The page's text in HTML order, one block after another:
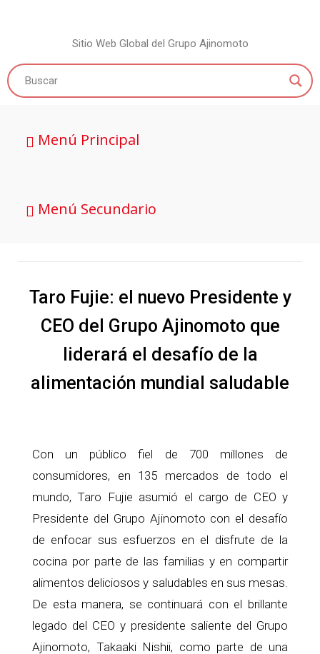
Sitio Web Global del Grupo Ajinomoto
Menú Principal
Menú Secundario
Taro Fujie: el nuevo Presidente y
CEO del Grupo Ajinomoto que
liderará el desafío de la
alimentación mundial saludable
Con un público fiel de 700 millones de
consumidores, en 135 mercados de todo el
mundo, Taro Fujie asumió el cargo de CEO y
Presidente del Grupo Ajinomoto con el desafío
de enfocar sus esfuerzos en el disfrute de la
cocina por parte de las familias y en compartir
alimentos deliciosos y saludables en sus mesas.
De esta manera, se continuará con el brillante
legado del CEO y presidente saliente del Grupo
Ajinomoto, Takaaki Nishii, como parte de una